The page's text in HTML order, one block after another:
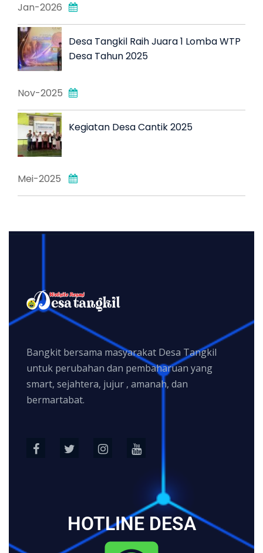
Jan-2026
Desa Tangkil Raih Juara 1 Lomba WTP
Desa Tahun 2025
Nov-2025
Kegiatan Desa Cantik 2025
Mei-2025
Bangkit bersama masyarakat Desa Tangkil
untuk perubahan dan pembaharuan yang
smart, sejahtera, jujur , amanah, dan
bermartabat.
HOTLINE DESA